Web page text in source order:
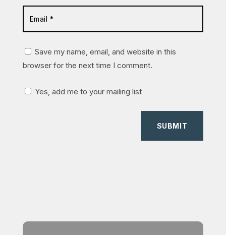
Save my name, email, and website in this
browser for the next time I comment.
Yes, add me to your mailing list
SUBMIT